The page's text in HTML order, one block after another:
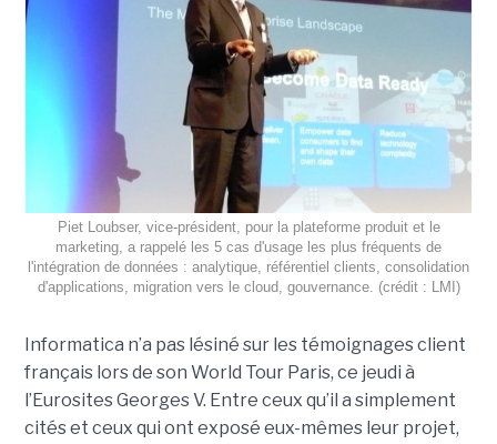
Piet Loubser, vice-président, pour la plateforme produit et le
marketing, a rappelé les 5 cas d'usage les plus fréquents de
l'intégration de données : analytique, référentiel clients, consolidation
d'applications, migration vers le cloud, gouvernance. (crédit : LMI)
Informatica n’a pas lésiné sur les témoignages client
français lors de son World Tour Paris, ce jeudi à
l’Eurosites Georges V. Entre ceux qu’il a simplement
cités et ceux qui ont exposé eux-mêmes leur projet,